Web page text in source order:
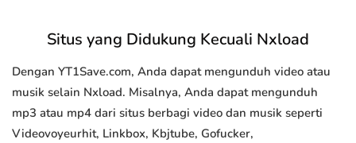
Situs yang Didukung Kecuali Nxload
Dengan YT1Save.com, Anda dapat mengunduh video atau
musik selain Nxload. Misalnya, Anda dapat mengunduh
mp3 atau mp4 dari situs berbagi video dan musik seperti
Videovoyeurhit, Linkbox, Kbjtube, Gofucker,